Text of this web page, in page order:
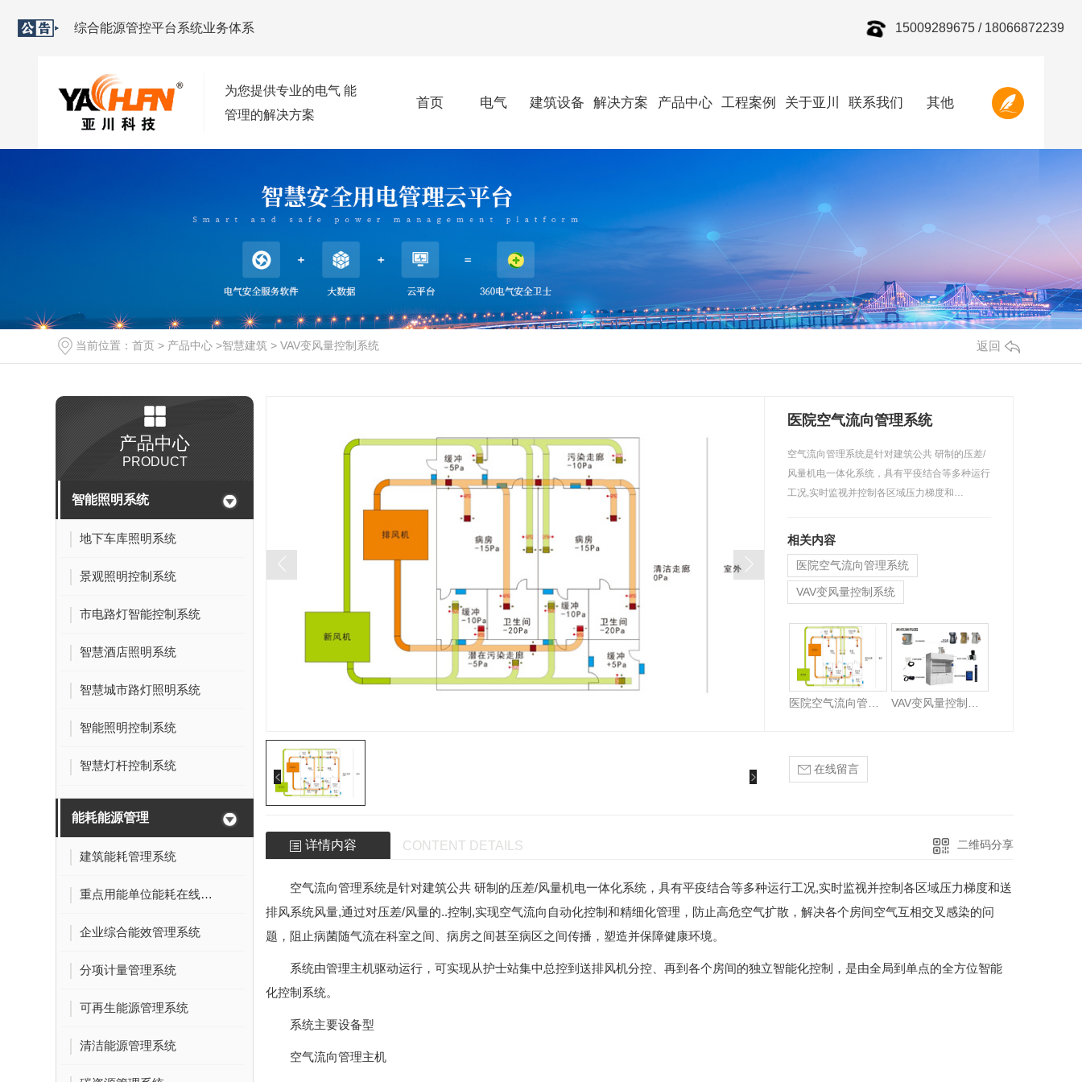
2021-09-02
综合能源管控平台系统业务体系
2021-09-02
西安变配电监控系统安装与优化方案
2023-10-08
15009289675 / 18066872239
为您提供专业的电气 能
管理的解决方案
首页 电气 建筑设备 解决方案 产品中心 工程案例 关于亚川 联系我们 其他
当前位置： 首页 > 产品中心 >智慧建筑 > VAV变风量控制系统 返回
产品中心
PRODUCT
智能照明系统
地下车库照明系统
景观照明控制系统
市电路灯智能控制系统
智慧酒店照明系统
智慧城市路灯照明系统
智能照明控制系统
智慧灯杆控制系统
能耗能源管理
建筑能耗管理系统
重点用能单位能耗在线监测系统
企业综合能效管理系统
分项计量管理系统
可再生能源管理系统
清洁能源管理系统
医院空气流向管理系统
空气流向管理系统是针对建筑公共 研制的压差/
风量机电一体化系统，具有平疫结合等多种运行
工况,实时监视并控制各区域压力梯度和…
相关内容
医院空气流向管理系统
VAV变风量控制系统
在线留言
详情内容 CONTENT DETAILS 二维码分享
空气流向管理系统是针对建筑公共 研制的压差/风量机电一体化系统，具有平疫结合等多种运行工况,实时监视并控制各区域压力梯度和送
排风系统风量,通过对压差/风量的..控制,实现空气流向自动化控制和精细化管理，防止高危空气扩散，解决各个房间空气互相交叉感染的问
题，阻止病菌随气流在科室之间、病房之间甚至病区之间传播，塑造并保障健康环境。
系统由管理主机驱动运行，可实现从护士站集中总控到送排风机分控、再到各个房间的独立智能化控制，是由全局到单点的全方位智能
化控制系统。
系统主要设备型
空气流向管理主机